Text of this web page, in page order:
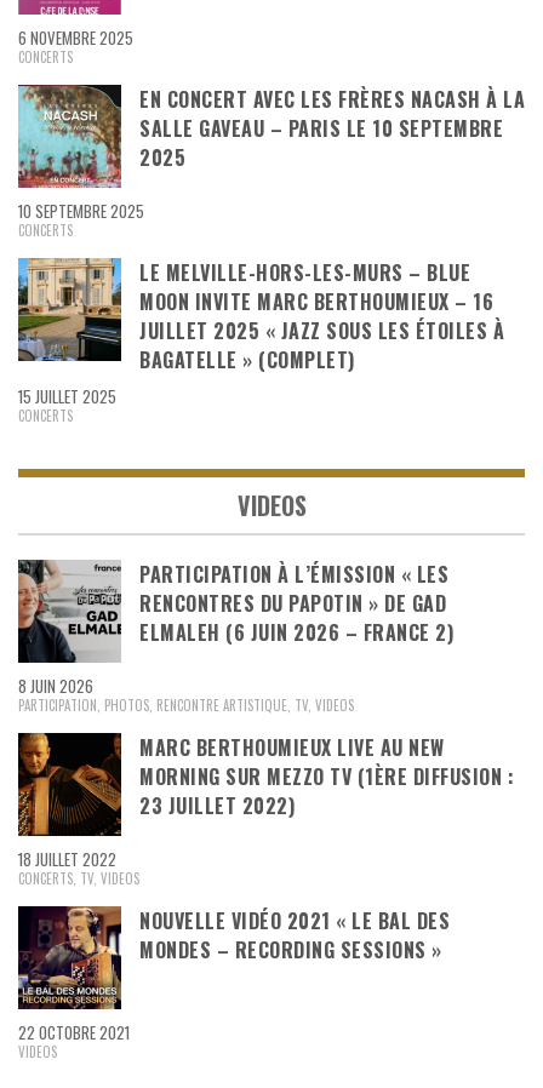
6 NOVEMBRE 2025
CONCERTS
EN CONCERT AVEC LES FRÈRES NACASH À LA
SALLE GAVEAU – PARIS LE 10 SEPTEMBRE
2025
10 SEPTEMBRE 2025
CONCERTS
LE MELVILLE-HORS-LES-MURS – BLUE
MOON INVITE MARC BERTHOUMIEUX – 16
JUILLET 2025 « JAZZ SOUS LES ÉTOILES À
BAGATELLE » (COMPLET)
15 JUILLET 2025
CONCERTS
VIDEOS
PARTICIPATION À L’ÉMISSION « LES
RENCONTRES DU PAPOTIN » DE GAD
ELMALEH (6 JUIN 2026 – FRANCE 2)
8 JUIN 2026
PARTICIPATION, PHOTOS, RENCONTRE ARTISTIQUE, TV, VIDEOS
MARC BERTHOUMIEUX LIVE AU NEW
MORNING SUR MEZZO TV (1ÈRE DIFFUSION :
23 JUILLET 2022)
18 JUILLET 2022
CONCERTS, TV, VIDEOS
NOUVELLE VIDÉO 2021 « LE BAL DES
MONDES – RECORDING SESSIONS »
22 OCTOBRE 2021
VIDEOS